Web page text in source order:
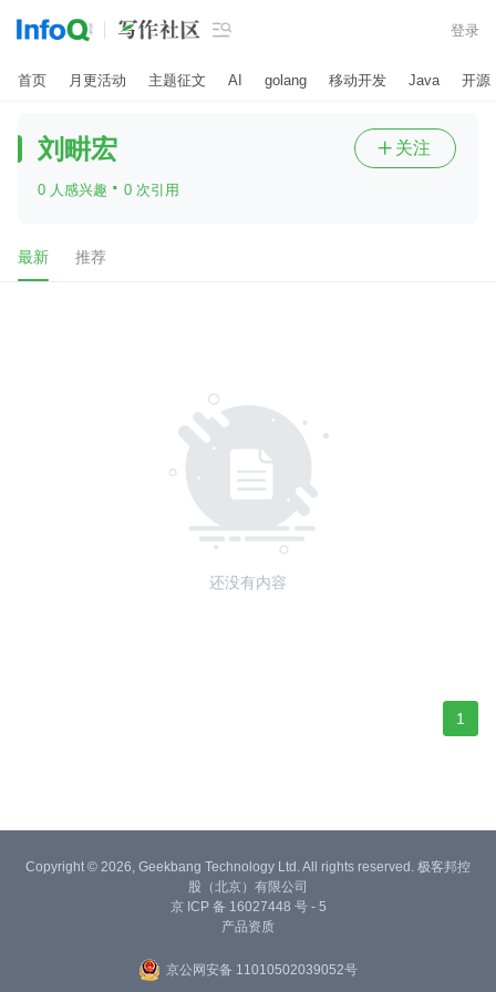
 登录
首页 月更活动 主题征文 AI golang 移动开发 Java 开源
刘畊宏
0 人感兴趣 · 0 次引用
 关注
最新 推荐
还没有内容
1
Copyright © 2026, Geekbang Technology Ltd. All rights reserved. 极客邦控
股（北京）有限公司
京 ICP 备 16027448 号 - 5
产品资质
京公网安备 11010502039052号